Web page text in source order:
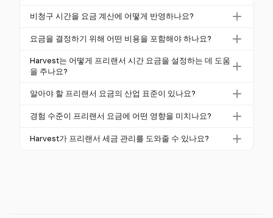
프리랜서 시간 요금을 계산할 때 연간 소득 목표, 사업
예를 들어, 프리랜서는 연간 1,000시간에서 1,500시간
0 증가할 때마다 시간당 약 $2.50의 요금이 증가할 수
있습니다.
비청구 시간을 요금 계산에 어떻게 반영하나요?
비청구 시간을 반영하기 위해 비청구 시간의 비율을 계
가능한 시간과 비청구 시간을 모두 추적하여 정확한 요
금 설정에 도움이 되는 포괄적인 뷰를 제공합니다.
요금을 결정하기 위해 어떤 비용을 포함해야 하나요?
소프트웨어 구독, 마케팅 비용 및 사무용품과 같은 모
든 사업 관련 비용을 포함해야 합니다. 이러한 비용은
마다 시간당 약 $2.50이 추가될 수 있습니다. Harvest
는 이러한 비용을 추적하여 보다 정확한 계산을 지원합
니다.
Harvest는 어떻게 프리랜서 시간 요금을 설정하는 데 도움
을 주나요?
Harvest는 청구 가능한 시간과 비청구 시간, 그리고 사
프리랜서가 요금에 대한 정보에 기반한 결정을 내릴 수
유지할 수 있도록 합니다.
알아야 할 프리랜서 요금의 산업 표준이 있나요?
프리랜서 요금의 산업 표준은 다양합니다. 예를 들어,
텐츠 작가는 평균적으로 시간당 약 $27.5를 벌 수 있습
경험 수준이 프리랜서 요금에 어떤 영향을 미치나요?
경험 수준은 요금에 상당한 영향을 미칠 수 있습니다.
Harvest가 프리랜서 세금 관리를 도와줄 수 있나요?